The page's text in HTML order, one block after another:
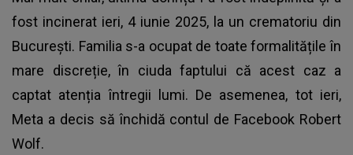
fost incinerat ieri, 4 iunie 2025, la un crematoriu din
București. Familia s-a ocupat de toate formalitățile în
mare discreție, în ciuda faptului că acest caz a
captat atenția întregii lumi. De asemenea, tot ieri,
Meta a decis să închidă contul de Facebook Robert
Wolf.